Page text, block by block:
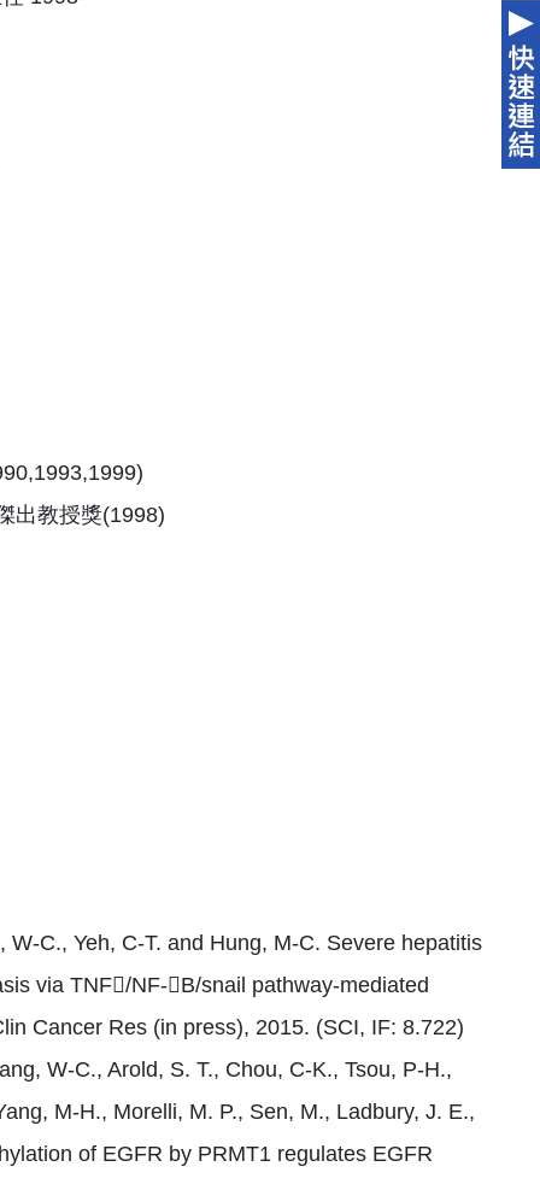
出教授獎(1998)
C., Yeh, C-T. and Hung, M-C. Severe hepatitis
via TNF/NF-B/snail pathway-mediated
Cancer Res (in press), 2015. (SCI, IF: 8.722)
W-C., Arold, S. T., Chou, C-K., Tsou, P-H.,
M-H., Morelli, M. P., Sen, M., Ladbury, J. E.,
of EGFR by PRMT1 regulates EGFR